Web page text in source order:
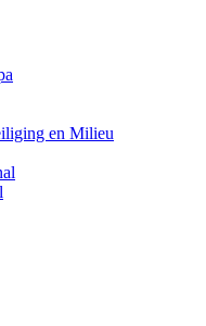
en Milieu